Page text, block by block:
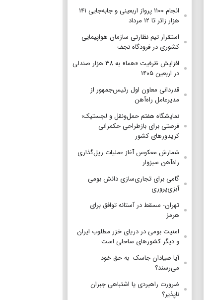
انجام ۱۱۰۰ پرواز اربعینی و جابه‌جایی ۱۴۱
هزار زائر تا ۱۲ مرداد
استقرار تیم‌ نظارتی سازمان هواپیمایی
کشوری در فرودگاه نجف
افزایش ظرفیت «هما» به ۳۸ هزار صندلی
در اربعین ۱۴۰۵
قدردانی معاون اول رئیس‌جمهور از
مدیرعامل راه‌آهن
نمایشگاه هفتم حمل‌ونقل و لجستیک؛
فرصتی برای بازطراحی حکمرانی
کریدورهای کشور
شمارش معکوس آغاز عملیات ریل‌گذاری
راه‌آهن سبزوار
گامی برای تجاری‌سازی دانش بومی
آبزی‌پروری
تهران- مسقط در آستانه توافق برای
هرمز
امنیت بومی در دریای خزر مطلوب ایران
و دیگر کشورهای ساحلی است
آیا صیادان جاسک به حق خود
می‌رسند؟
ضرورت راهبردی یا اشتباهی جبران
ناپذیر؟